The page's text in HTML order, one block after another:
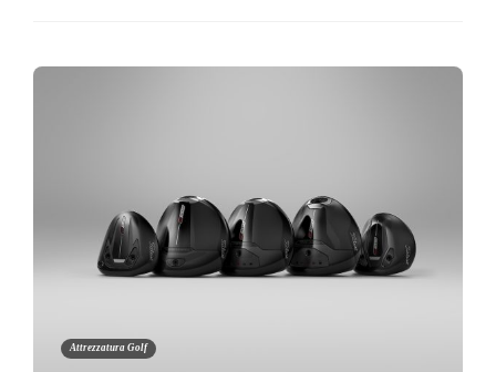
Attrezzatura Golf